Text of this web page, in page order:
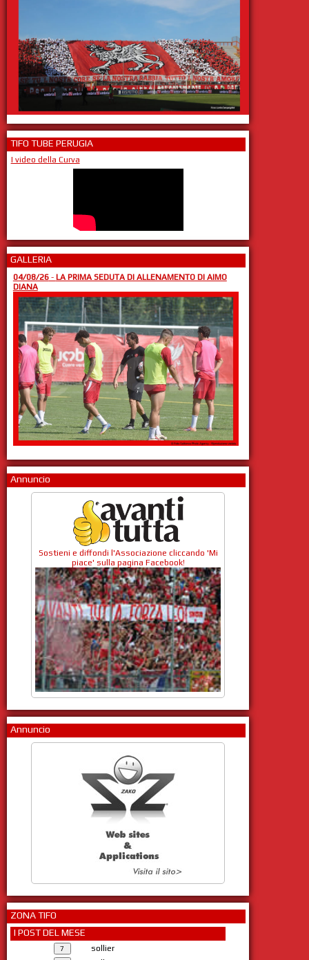
TIFO TUBE PERUGIA
I video della Curva
GALLERIA
04/08/26- LA PRIMA SEDUTA DI ALLENAMENTO DI AIMO
DIANA
Annuncio
Sostieni e diffondi l'Associazione cliccando 'Mi
piace' sulla pagina Facebook!
Annuncio
ZONA TIFO
I POST DEL MESE
sollier